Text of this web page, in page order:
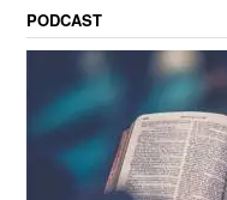
PODCAST